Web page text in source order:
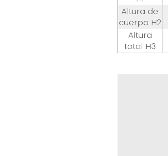
Altura de
cuerpo H2
Altura
total H3